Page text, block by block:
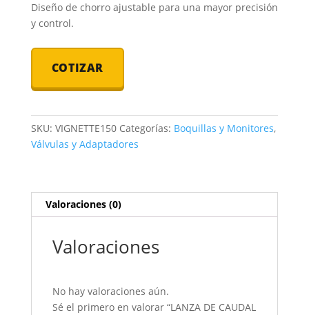
Diseño de chorro ajustable para una mayor precisión
y control.
COTIZAR
SKU: VIGNETTE150 Categorías: Boquillas y Monitores,
Válvulas y Adaptadores
Valoraciones (0)
Valoraciones
No hay valoraciones aún.
Sé el primero en valorar “LANZA DE CAUDAL